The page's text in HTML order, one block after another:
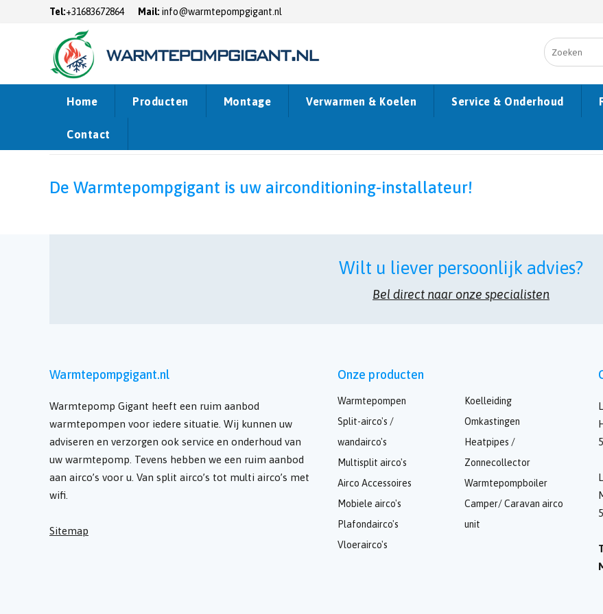
Tel:+31683672864 Mail: info@warmtepompgigant.nl
Home Producten Montage Verwarmen & Koelen Service & Onderhoud
Contact
Home Montage
De Warmtepompgigant is uw airconditioning-installateur!
Wilt u liever persoonlijk advies?
Bel direct naar onze specialisten
Warmtepompgigant.nl
Warmtepomp Gigant heeft een ruim aanbod
warmtepompen voor iedere situatie. Wij kunnen uw
adviseren en verzorgen ook service en onderhoud van
uw warmtepomp. Tevens hebben we een ruim aanbod
aan airco’s voor u. Van split airco’s tot multi airco’s met
wifi.
Sitemap
Onze producten
Warmtepompen
Split-airco's /
wandairco's
Multisplit airco's
Airco Accessoires
Mobiele airco's
Plafondairco's
Vloerairco's
Koelleiding
Omkastingen
Heatpipes /
Zonnecollector
Warmtepompboiler
Camper/ Caravan airco
unit